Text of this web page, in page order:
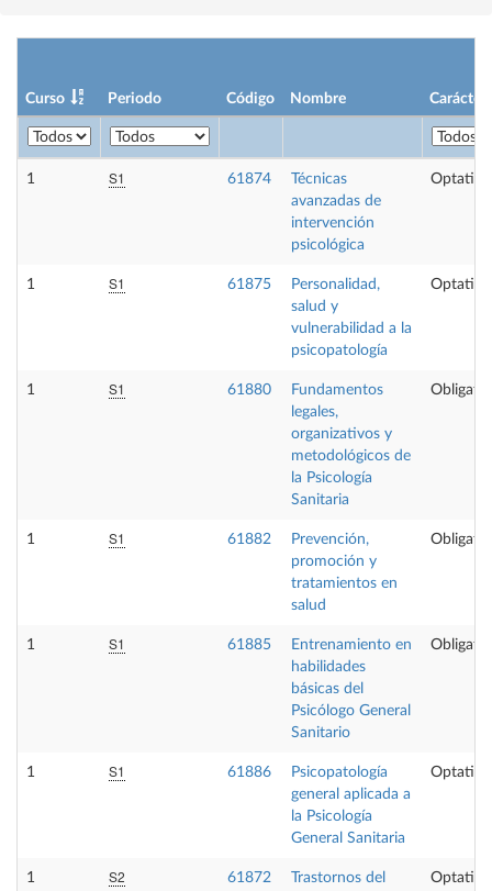
Curso Periodo Código Nombre Carácter
1 S1 61874
Técnicas
avanzadas de
intervención
psicológica
Optativa
1 S1 61875
Personalidad,
salud y
vulnerabilidad a la
psicopatología
Optativa
1 S1 61880
Fundamentos
legales,
organizativos y
metodológicos de
la Psicología
Sanitaria
1 S1 61882
Prevención,
promoción y
tratamientos en
salud
1 S1 61885
Entrenamiento en
habilidades
básicas del
Psicólogo General
Sanitario
1 S1 61886
Psicopatología
general aplicada a
la Psicología
General Sanitaria
Optativa
1 S2 61872
Trastornos del
Optativa